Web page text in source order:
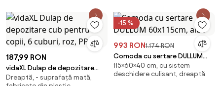
187,99 RON
vidaXL Dulap de depozitare
cub pentru copii, 6 cuburi, roz,
Dreaptă, - suprafață mată,
-15 %
993 RON1.174 RON
Comoda cu sertare DULLUM
60x115cm, alba
115×60×40 cm, cu sistem
deschidere culisant, dreaptă